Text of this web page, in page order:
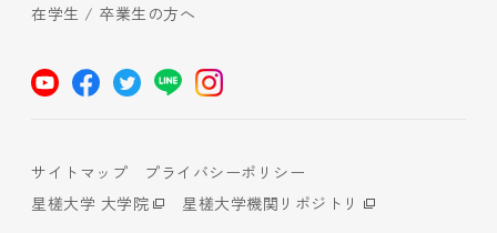
在学生 / 卒業生の方へ
サイトマップ
プライバシーポリシー
星槎大学 大学院
星槎大学機関リポジトリ